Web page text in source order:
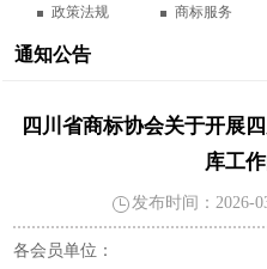
政策法规 商标服务
通知公告
四川省商标协会关于开展
库工
发布时间：2026-
各会员单位：